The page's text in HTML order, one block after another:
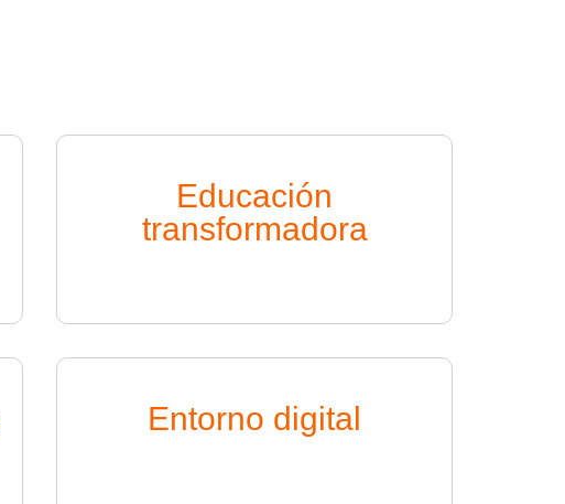
Educación
transformadora
Entorno digital